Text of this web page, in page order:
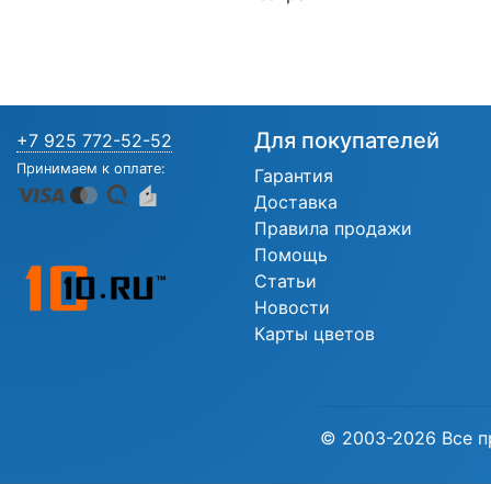
+7 925 772-52-52
Принимаем к оплате:
Для покупателей
Гарантия
Доставка
Правила продажи
Помощь
Статьи
Новости
Карты цветов
© 2003-2026 Все